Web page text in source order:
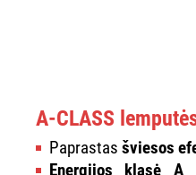
A-CLASS
Paprastas šviesos
Energijos klasė A